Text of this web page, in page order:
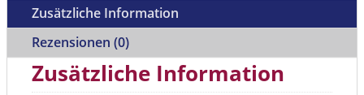
Zusätzliche Information
Rezensionen (0)
Zusätzliche Information